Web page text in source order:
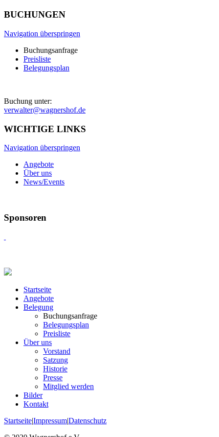
BUCHUNGEN
Navigation überspringen
Buchungsanfrage
Preisliste
Belegungsplan
Buchung unter:
verwalter@wagnershof.de
WICHTIGE LINKS
Navigation überspringen
Angebote
Über uns
News/Events
Sponsoren
Startseite
Angebote
Belegung
Buchungsanfrage
Belegungsplan
Preisliste
Über uns
Vorstand
Satzung
Historie
Presse
Mitglied werden
Bilder
Kontakt
Startseite|Impressum|Datenschutz